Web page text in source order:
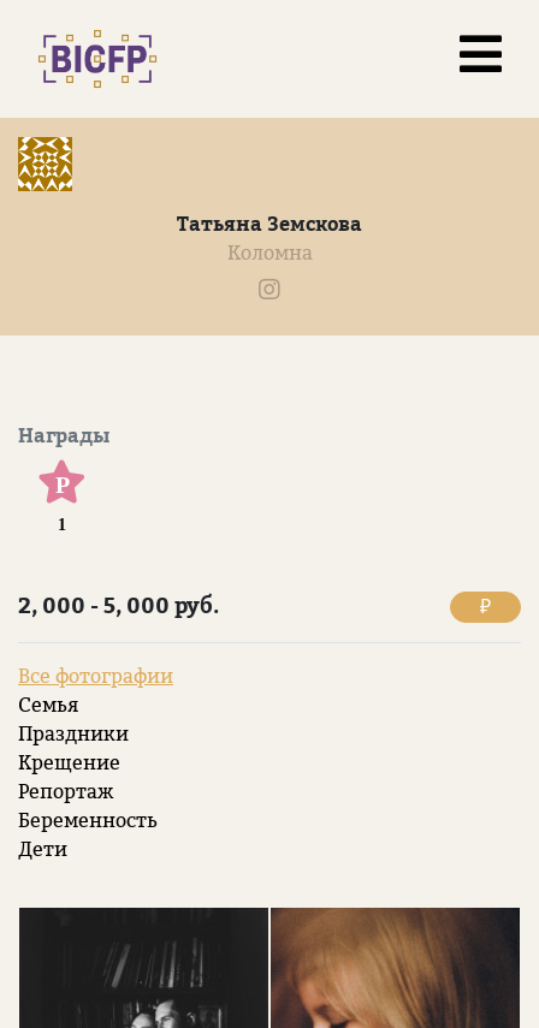
Татьяна Земскова
Коломна
Награды
Р
1
2, 000 - 5, 000 руб. ₽
Все фотографии
Семья
Праздники
Крещение
Репортаж
Беременность
Дети